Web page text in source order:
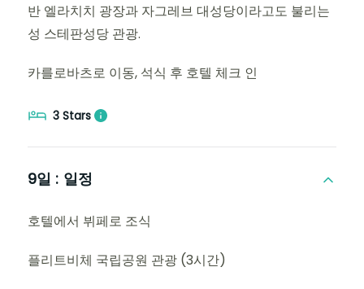
반 엘라치치 광장과 자그레브 대성당이라고도 불리는
성 스테판성당 관광.
카를로바츠로 이동, 석식 후 호텔 체크 인
3 Stars
9일 : 일정
호텔에서 뷔페로 조식
플리트비체 국립공원 관광 (3시간)